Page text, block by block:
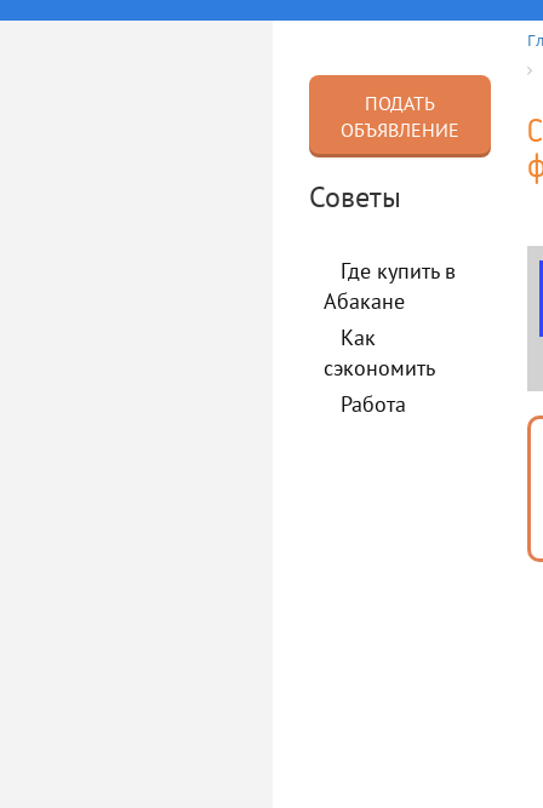
Услуги
ПОДАТЬ
ОБЪЯВЛЕНИЕ
Советы
Где купить в
Абакане
Как
сэкономить
Работа